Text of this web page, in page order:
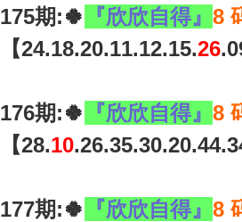
175期:🍀 『欣欣自得』 8
【24.18.20.11.12.15.26
176期:🍀 『欣欣自得』 8
【28.10
177期:🍀 『欣欣自得』 8